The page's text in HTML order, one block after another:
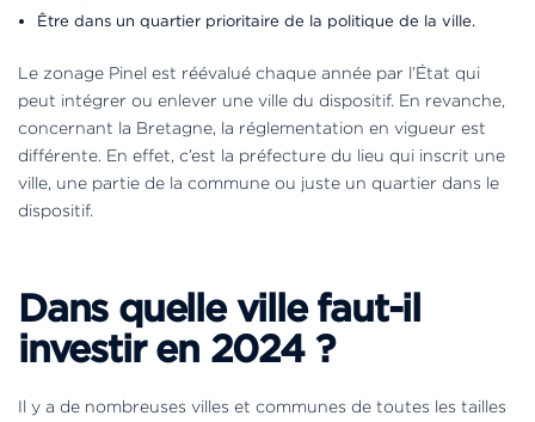
Être dans un quartier prioritaire de la politique de la ville.
Le zonage Pinel est réévalué chaque année par l’État qui
peut intégrer ou enlever une ville du dispositif. En revanche,
concernant la Bretagne, la réglementation en vigueur est
différente. En effet, c’est la préfecture du lieu qui inscrit une
ville, une partie de la commune ou juste un quartier dans le
dispositif.
Dans quelle ville faut-il
investir en 2024 ?
Il y a de nombreuses villes et communes de toutes les tailles